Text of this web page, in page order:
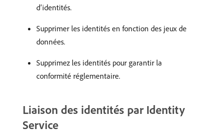
d’identités.
Supprimer les identités en fonction des jeux de
données.
Supprimez les identités pour garantir la
conformité réglementaire.
Liaison des identités par Identity
Service